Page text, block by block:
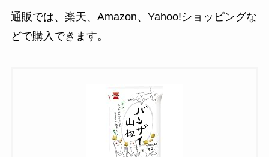
通販では、楽天、Amazon、Yahoo!ショッピングな
どで購入できます。